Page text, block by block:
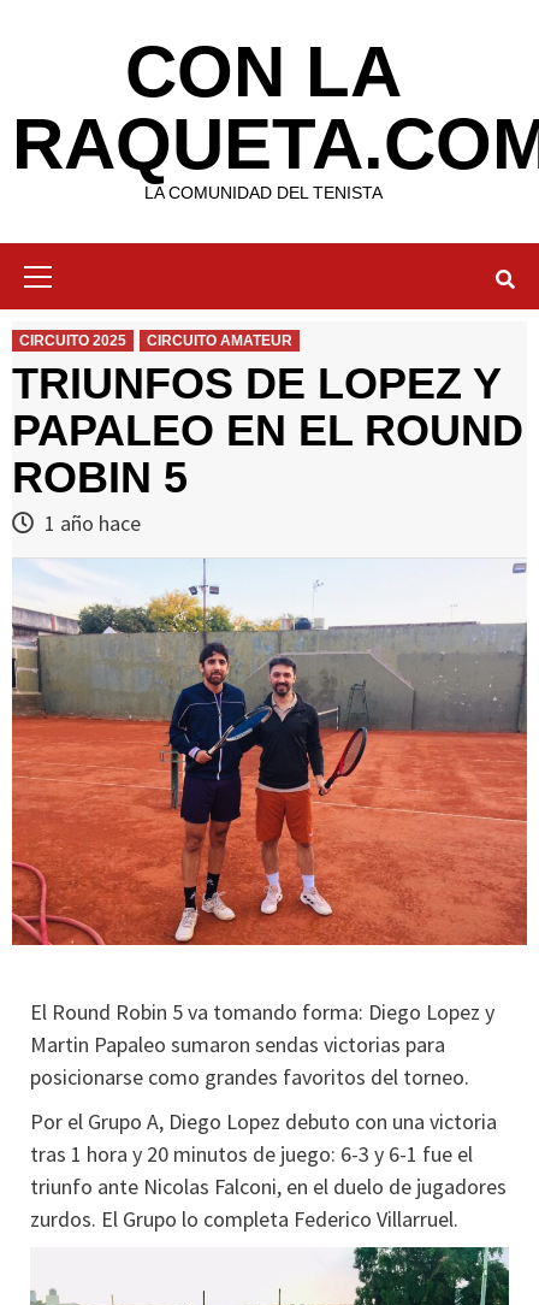
CON LA
LA COMUNIDAD DEL TENISTA
CIRCUITO 2025 CIRCUITO AMATEUR
TRIUNFOS DE LOPEZ Y
PAPALEO EN EL ROUND
ROBIN 5
1 año hace
El Round Robin 5 va tomando forma: Diego Lopez y
Martin Papaleo sumaron sendas victorias para
posicionarse como grandes favoritos del torneo.
Por el Grupo A, Diego Lopez debuto con una victoria
tras 1 hora y 20 minutos de juego: 6-3 y 6-1 fue el
triunfo ante Nicolas Falconi, en el duelo de jugadores
zurdos. El Grupo lo completa Federico Villarruel.